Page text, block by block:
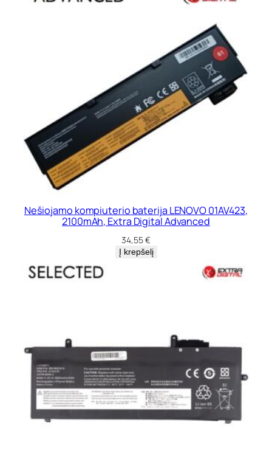
Nešiojamo kompiuterio baterija LENOVO 01AV423,
2100mAh, Extra Digital Advanced
34,55€
Į krepšelį